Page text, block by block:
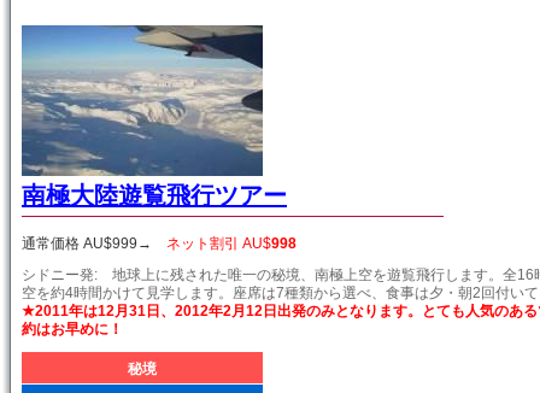
南極大陸遊覧飛行ツアー
通常価格 AU$999 → ネット割引 AU$998
シドニー発: 地球上に残された唯一の秘境、南極上空を遊覧飛行します。全16
空を約4時間かけて見学します。座席は7種類から選べ、食事は夕・朝2回付い
★2011年は12月31日、2012年2月12日出発のみとなります。とても人気のあ
約はお早めに！
秘境